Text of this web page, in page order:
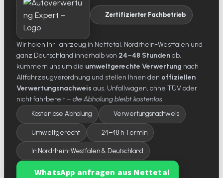
Zertifizierter Fachbetrieb
Wir holen Ihr Fahrzeug in Nettetal, Nordrhein-Westfalen und
ganz Deutschland innerhalb von 24–48 Stundenab,
kümmern uns um die umweltgerechte Verwertung nach
Altfahrzeugverordnung und stellen Ihnen den offiziellen
Verwertungsnachweis aus. Unfallwagen, ohne TÜV oder
nicht fahrbereit – die Abholung bleibt kostenlos.
Kostenlose Abholung Verwertungsnachweis
Umweltgerecht 24–48 h Termin
In Nordrhein-Westfalen & Deutschland
WhatsApp anfragen aus Nettetal